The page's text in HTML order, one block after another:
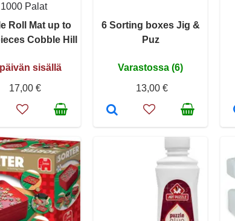
1000 Palat
Roll Mat up to
Cobble Hill
sisällä
17,00 €
6 Sorting boxes Jig &
Puz
Varastossa (6)
13,00 €